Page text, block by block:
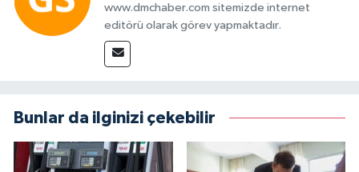
www.dmchaber.com sitemizde internet
editörü olarak görev yapmaktadır.
Bunlar da ilginizi çekebilir